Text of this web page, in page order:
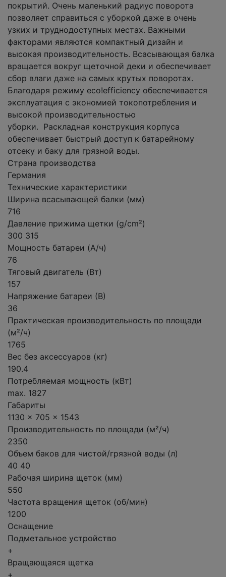
покрытий. Очень маленький радиус поворота
позволяет справиться с уборкой даже в очень
узких и труднодоступных местах. Важными
факторами являются компактный дизайн и
высокая производительность. Всасывающая балка
вращается вокруг щеточной деки и обеспечивает
сбор влаги даже на самых крутых поворотах.
Благодаря режиму eco!efficiency обеспечивается
эксплуатация с экономией токопотребления и
высокой производительностью
уборки. Раскладная конструкция корпуса
обеспечивает быстрый доступ к батарейному
отсеку и баку для грязной воды.
Страна производства
Германия
Технические характеристики
Ширина всасывающей балки (мм)
716
Давление прижима щетки (g/cm²)
300 315
Мощность батареи (А/ч)
76
Тяговый двигатель (Вт)
157
Напряжение батареи (В)
36
Практическая производительность по площади
(м²/ч)
1765
Вес без аксессуаров (кг)
190.4
Потребляемая мощность (кВт)
max. 1827
Габариты
1130 x 705 x 1543
Производительность по площади (м²/ч)
2350
Объем баков для чистой/грязной воды (л)
40 40
Рабочая ширина щеток (мм)
550
Частота вращения щеток (об/мин)
1200
Оснащение
Подметальное устройство
+
Вращающаяся щетка
+